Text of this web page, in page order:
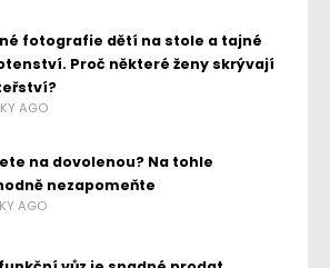
fotografie dětí na stole a tajné
Proč některé ženy skrývají
AGO
na dovolenou? Na tohle
nezapomeňte
AGO